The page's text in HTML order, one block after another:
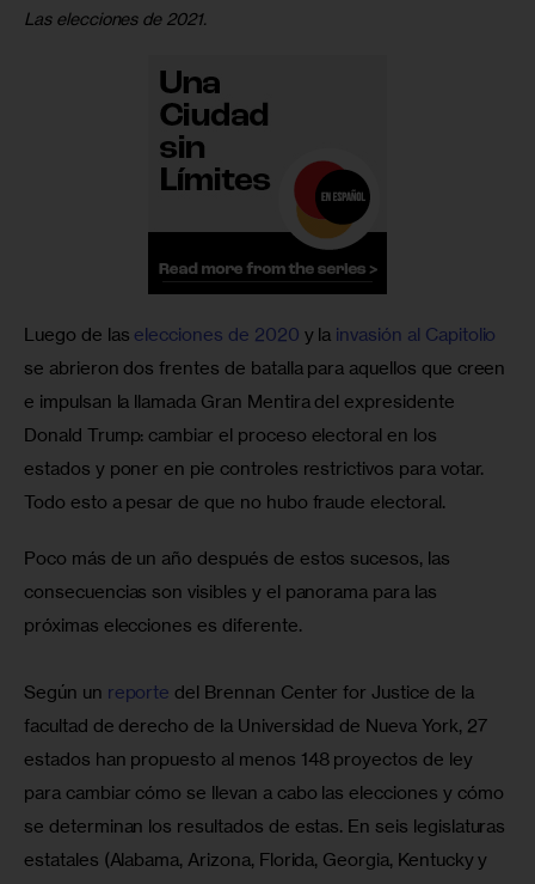
Las elecciones de 2021.
Luego de las elecciones de 2020 y la invasión al Capitolio
se abrieron dos frentes de batalla para aquellos que creen
e impulsan la llamada Gran Mentira del expresidente
Donald Trump: cambiar el proceso electoral en los
estados y poner en pie controles restrictivos para votar.
Todo esto a pesar de que no hubo fraude electoral.
Poco más de un año después de estos sucesos, las
consecuencias son visibles y el panorama para las
próximas elecciones es diferente.
Según un reporte del Brennan Center for Justice de la
facultad de derecho de la Universidad de Nueva York, 27
estados han propuesto al menos 148 proyectos de ley
para cambiar cómo se llevan a cabo las elecciones y cómo
se determinan los resultados de estas. En seis legislaturas
estatales (Alabama, Arizona, Florida, Georgia, Kentucky y